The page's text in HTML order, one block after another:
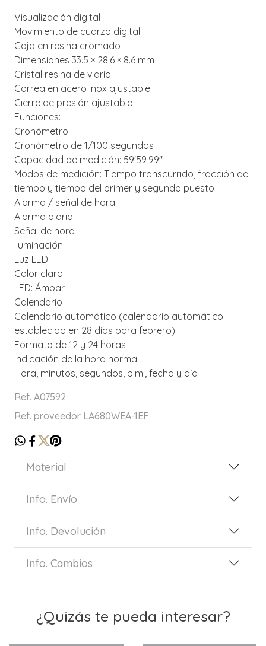
Visualización digital
Movimiento de cuarzo digital
Caja en resina cromado
Dimensiones 33.5 × 28.6 × 8.6 mm
Cristal resina de vidrio
Correa en acero inox ajustable
Cierre de presión ajustable
Funciones:
Cronómetro
Cronómetro de 1/100 segundos
Capacidad de medición: 59'59,99"
Modos de medición: Tiempo transcurrido, fracción de
tiempo y tiempo del primer y segundo puesto
Alarma / señal de hora
Alarma diaria
Señal de hora
Iluminación
Luz LED
Color claro
LED: Ámbar
Calendario
Calendario automático (calendario automático
establecido en 28 días para febrero)
Formato de 12 y 24 horas
Indicación de la hora normal:
Hora, minutos, segundos, p.m., fecha y día
Ref. A07592
Ref. proveedor LA680WEA-1EF
Material
Info. Envío
Info. Devolución
Info. Cambios
¿Quizás te pueda interesar?